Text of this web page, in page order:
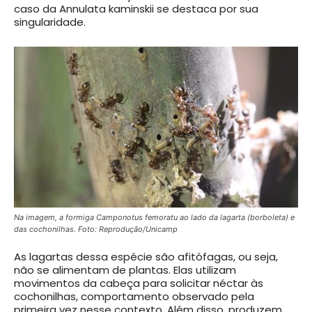
caso da Annulata kaminskii se destaca por sua
singularidade.
Na imagem, a formiga Camponotus femoratu ao lado da lagarta (borboleta) e
das cochonilhas. Foto: Reprodução/Unicamp
As lagartas dessa espécie são afitófagas, ou seja,
não se alimentam de plantas. Elas utilizam
movimentos da cabeça para solicitar néctar às
cochonilhas, comportamento observado pela